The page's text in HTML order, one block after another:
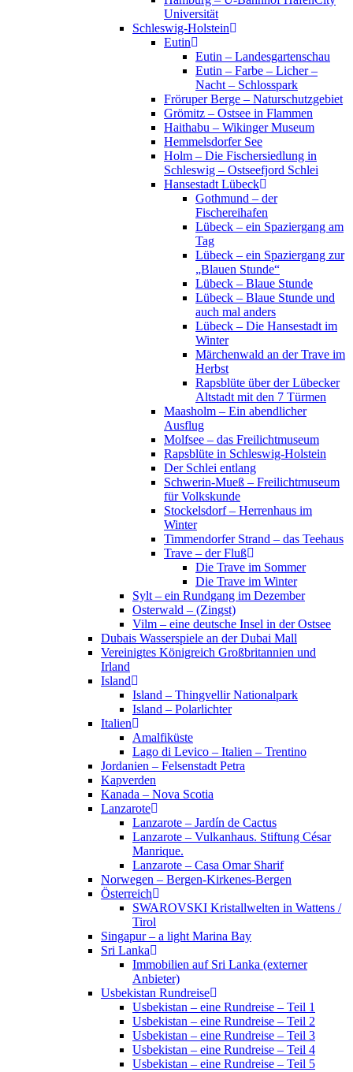
Universität
Schleswig-Holstein
Eutin
Eutin – Landesgartenschau
Eutin – Farbe – Licher –
Nacht – Schlosspark
Fröruper Berge – Naturschutzgebiet
Grömitz – Ostsee in Flammen
Haithabu – Wikinger Museum
Hemmelsdorfer See
Holm – Die Fischersiedlung in
Schleswig – Ostseefjord Schlei
Hansestadt Lübeck
Gothmund – der
Fischereihafen
Lübeck – ein Spaziergang am
Tag
Lübeck – ein Spaziergang zur
„Blauen Stunde“
Lübeck – Blaue Stunde
Lübeck – Blaue Stunde und
auch mal anders
Lübeck – Die Hansestadt im
Winter
Märchenwald an der Trave im
Herbst
Rapsblüte über der Lübecker
Altstadt mit den 7 Türmen
Maasholm – Ein abendlicher
Ausflug
Molfsee – das Freilichtmuseum
Rapsblüte in Schleswig-Holstein
Der Schlei entlang
Schwerin-Mueß – Freilichtmuseum
für Volkskunde
Stockelsdorf – Herrenhaus im
Winter
Timmendorfer Strand – das Teehaus
Trave – der Fluß
Die Trave im Sommer
Die Trave im Winter
Sylt – ein Rundgang im Dezember
Osterwald – (Zingst)
Vilm – eine deutsche Insel in der Ostsee
Dubais Wasserspiele an der Dubai Mall
Vereinigtes Königreich Großbritannien und
Irland
Island
Island – Thingvellir Nationalpark
Island – Polarlichter
Italien
Amalfiküste
Lago di Levico – Italien – Trentino
Jordanien – Felsenstadt Petra
Kapverden
Kanada – Nova Scotia
Lanzarote
Lanzarote – Jardín de Cactus
Lanzarote – Vulkanhaus. Stiftung César
Manrique.
Lanzarote – Casa Omar Sharif
Norwegen – Bergen-Kirkenes-Bergen
Österreich
SWAROVSKI Kristallwelten in Wattens /
Tirol
Singapur – a light Marina Bay
Sri Lanka
Immobilien auf Sri Lanka (externer
Anbieter)
Usbekistan Rundreise
Usbekistan – eine Rundreise – Teil 1
Usbekistan – eine Rundreise – Teil 2
Usbekistan – eine Rundreise – Teil 3
Usbekistan – eine Rundreise – Teil 4
Usbekistan – eine Rundreise – Teil 5